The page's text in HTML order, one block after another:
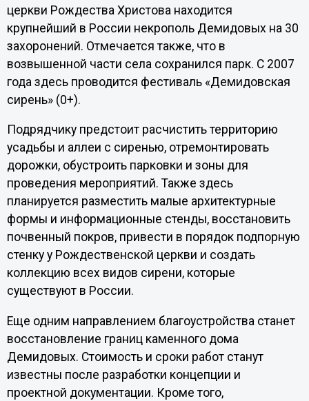
церкви Рождества Христова находится
крупнейший в России некрополь Демидовых на 30
захоронений. Отмечается также, что в
возвышенной части села сохранился парк. С 2007
года здесь проводится фестиваль «Демидовская
сирень» (0+).
Подрядчику предстоит расчистить территорию
усадьбы и аллеи с сиренью, отремонтировать
дорожки, обустроить парковки и зоны для
проведения мероприятий. Также здесь
планируется разместить малые архитектурные
формы и информационные стенды, восстановить
почвенный покров, привести в порядок подпорную
стенку у Рождественской церкви и создать
коллекцию всех видов сирени, которые
существуют в России.
Еще одним направлением благоустройства станет
восстановление границ каменного дома
Демидовых. Стоимость и сроки работ станут
известны после разработки концепции и
проектной документации. Кроме того,